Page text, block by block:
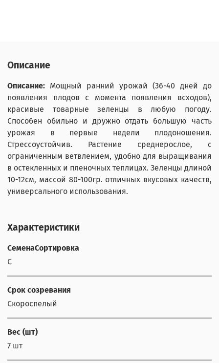
Описание
Описание: Мощный ранний урожай (36-40 дней до
появления плодов с момента появления всходов),
красивые товарные зеленцы в любую погоду.
Способен обильно и дружно отдать большую часть
урожая в первые недели плодоношения.
Стрессоустойчив. Растение среднерослое, с
ограниченным ветвлением, удобно для выращивания
в остекленных и пленочных теплицах. Зеленцы длиной
10-12см, массой 80-100гр. отличных вкусовых качеств,
универсального использования.
Характеристики
СеменаСортировка
С
Срок созревания
Скороспелый
Вес (шт)
7 шт